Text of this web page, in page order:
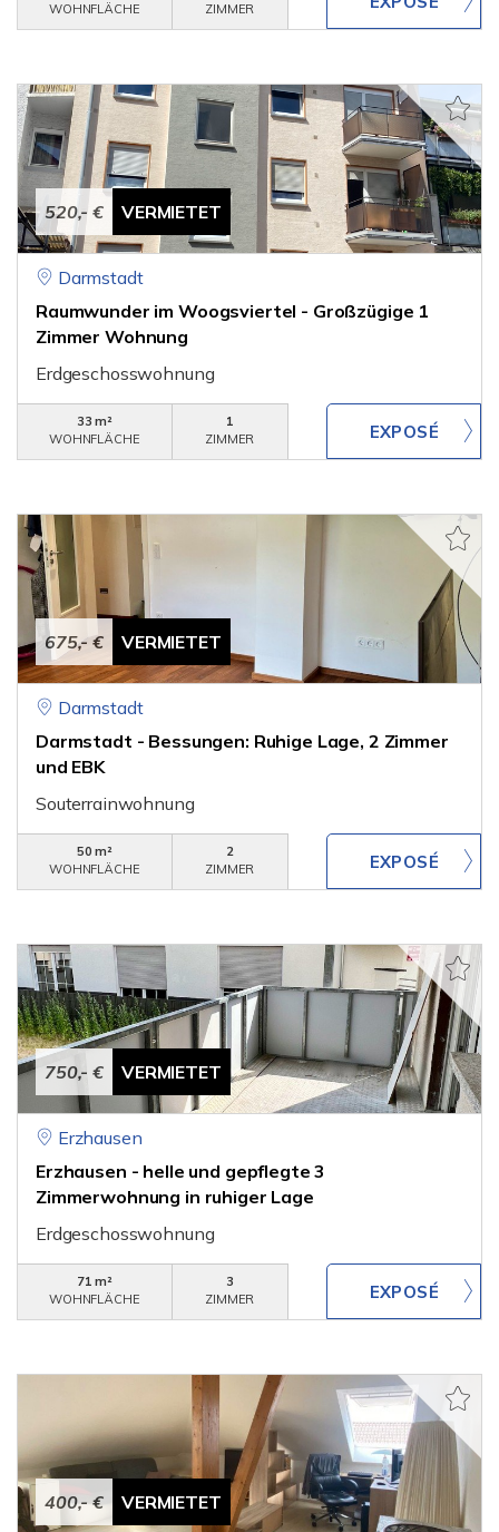
WOHNFLÄCHE
ZIMMER
520,- € VERMIETET
Darmstadt
Raumwunder im Woogsviertel - Großzügige 1
Zimmer Wohnung
Erdgeschosswohnung
33 m²
WOHNFLÄCHE
1
ZIMMER
675,- € VERMIETET
Darmstadt
Darmstadt - Bessungen: Ruhige Lage, 2 Zimmer
und EBK
Souterrainwohnung
50 m²
WOHNFLÄCHE
2
ZIMMER
750,- € VERMIETET
Erzhausen
Erzhausen - helle und gepflegte 3
Zimmerwohnung in ruhiger Lage
Erdgeschosswohnung
71 m²
WOHNFLÄCHE
3
ZIMMER
400,- € VERMIETET